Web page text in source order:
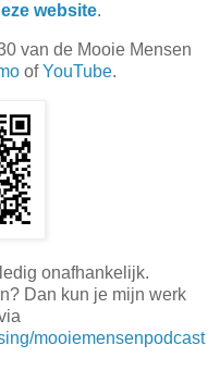
website.
van de Mooie Mensen
ofYouTube.
onafhankelijk.
Dan kun je mijn werk
mooiemensenpodcast